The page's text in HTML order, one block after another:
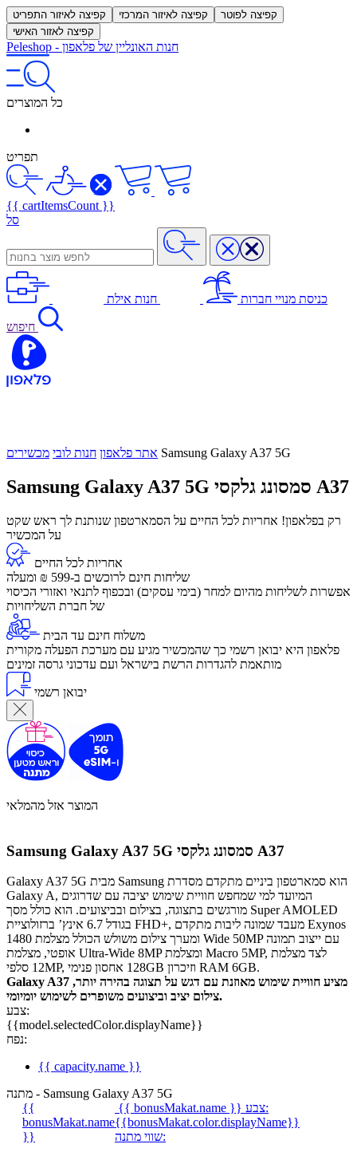
קפיצה לאיזור התפריט קפיצה לאיזור המרכזי
קפיצה לפוטר
קפיצה לאזור האישי
Peleshop - חנות האונליין של פלאפון
כל המוצרים
תפריט
{{ cartItemsCount }}
סל
כניסת מנויי חברות חנות אילת
חיפוש
אתר פלאפון חנות לובי מכשירים Samsung Galaxy A37 5G
Samsung Galaxy A37 5G סמסונג גלקסי A37
רק בפלאפון! אחריות לכל החיים על הסמארטפון שנותנת לך ראש שקט
על המכשיר
אחריות לכל החיים
שליחות חינם לרוכשים ב-599 ₪ ומעלה
​אפשרות לשליחות מהיום למחר (בימי עסקים) ובכפוף לתנאי ואזורי הכיסוי
של חברת השליחויות
משלוח חינם עד הבית
פלאפון היא יבואן רשמי כך שהמכשיר מגיע עם מערכת הפעלה מקורית
מותאמת להגדרות הרשת בישראל ועם עדכוני גרסה זמינים
יבואן רשמי
המוצר אזל מהמלאי
Samsung Galaxy A37 5G סמסונג גלקסי A37
Galaxy A37 5G מבית Samsung הוא סמארטפון ביניים מתקדם מסדרת
Galaxy A, המיועד למי שמחפש חוויית שימוש יציבה עם שדרוגים
מורגשים בתצוגה, בצילום ובביצועים. הוא כולל מסך Super AMOLED
בגודל 6.7 אינץ’ ברזולוציית FHD+, מעבד שמונה ליבות מתקדם Exynos
1480‎ ומערך צילום משולש הכולל מצלמת Wide ‎50MP‎ עם ייצוב תמונה
אופטי, מצלמת Ultra-Wide ‎8MP‎ ומצלמת Macro ‎5MP‎, לצד מצלמת
סלפי ‎12MP‎, אחסון פנימי ‎128GB וזיכרון RAM ‎6GB.
Galaxy A37 מציע חוויית שימוש מאוזנת עם דגש על תצוגה בהירה יותר,
צילום יציב וביצועים משופרים לשימוש יומיומי.
צבע:
{{model.selectedColor.displayName}}
נפח:
{{ capacity.name }}
מתנה - Samsung Galaxy A37 5G
{{
bonusMakat.name
}}
{{ bonusMakat.name }}
צבע:
{{bonusMakat.color.displayName}}
שווי מתנה: